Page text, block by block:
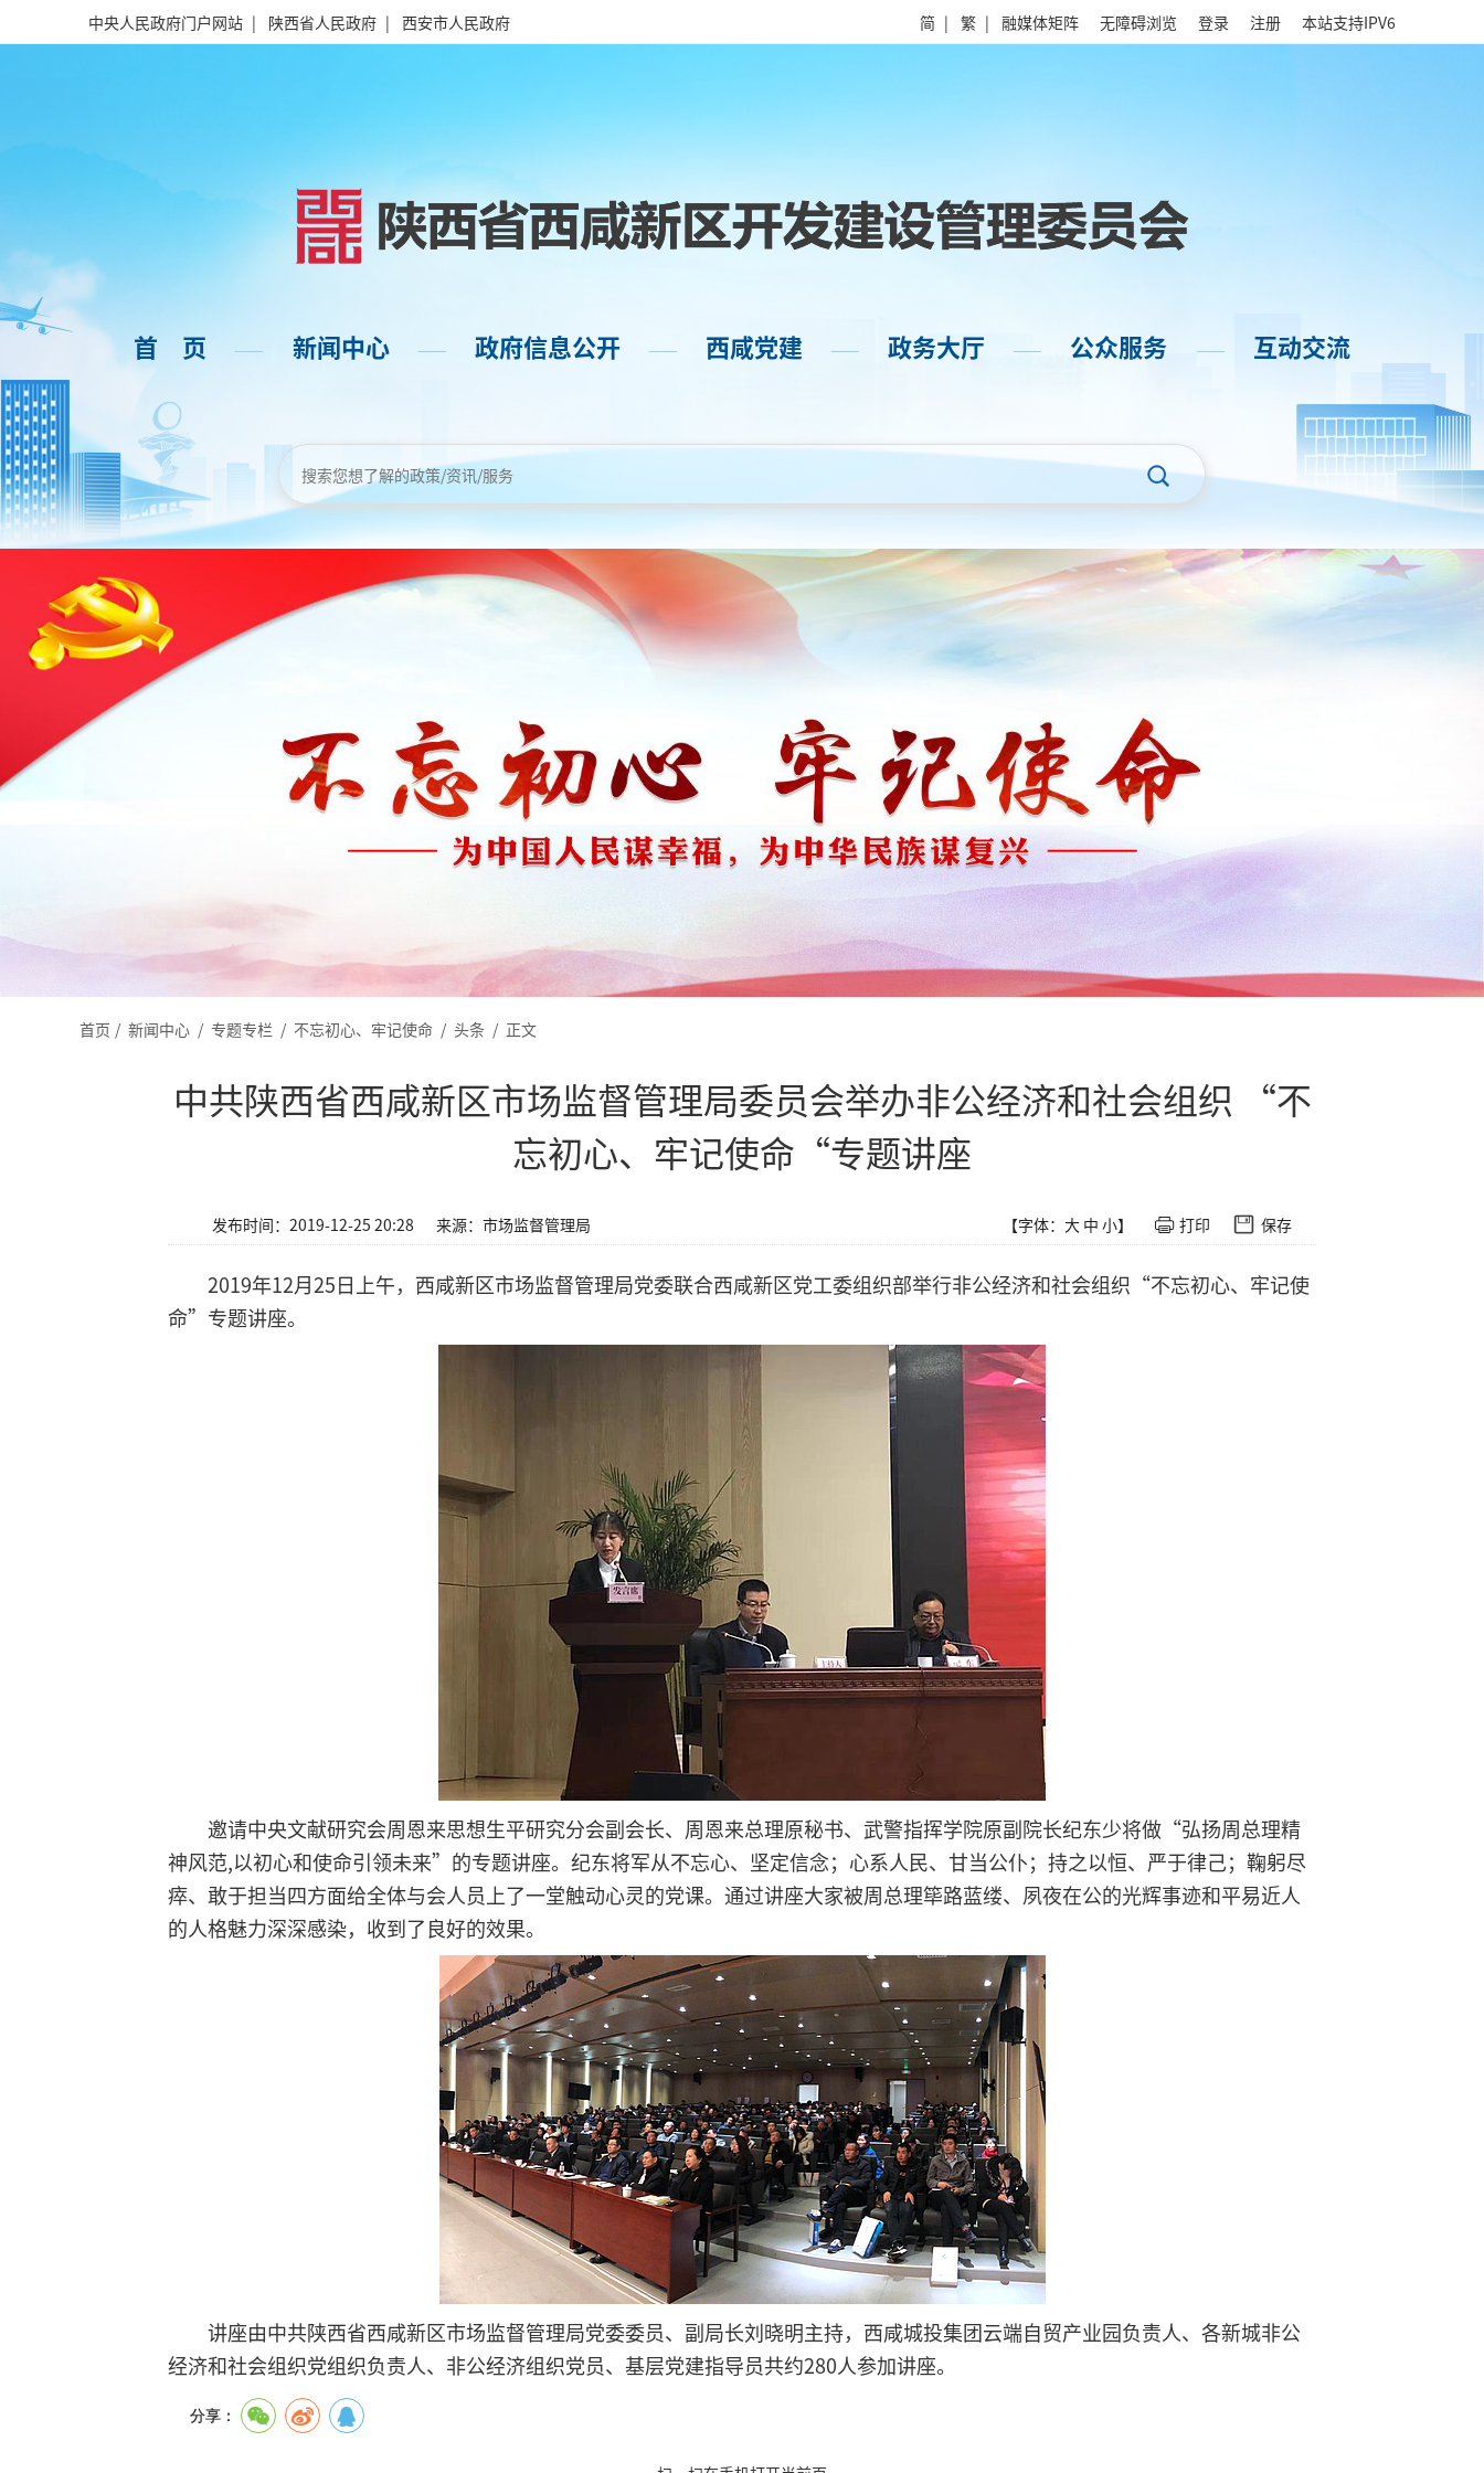
中央人民政府门户网站 | 陕西省人民政府 | 西安市人民政府 简 | 繁 | 融媒体矩阵 无障碍浏览 登录 注册 本站支持IPV6
首 页 —— 新闻中心 —— 政府信息公开 —— 西咸党建 —— 政务大厅 —— 公众服务 —— 互动交流
首页 / 新闻中心 / 专题专栏 / 不忘初心、牢记使命 / 头条 / 正文
中共陕西省西咸新区市场监督管理局委员会举办非公经济和社会组织 “不
忘初心、牢记使命“专题讲座
发布时间：2019-12-25 20:28 来源：市场监督管理局 【字体： 大 中 小】 打印 保存
2019年12月25日上午，西咸新区市场监督管理局党委联合西咸新区党工委组织部举行非公经济和社会组织“不忘初心、牢记使
命”专题讲座。
邀请中央文献研究会周恩来思想生平研究分会副会长、周恩来总理原秘书、武警指挥学院原副院长纪东少将做“弘扬周总理精
神风范,以初心和使命引领未来”的专题讲座。纪东将军从不忘心、坚定信念；心系人民、甘当公仆；持之以恒、严于律己；鞠躬尽
瘁、敢于担当四方面给全体与会人员上了一堂触动心灵的党课。通过讲座大家被周总理筚路蓝缕、夙夜在公的光辉事迹和平易近人
的人格魅力深深感染，收到了良好的效果。
讲座由中共陕西省西咸新区市场监督管理局党委委员、副局长刘晓明主持，西咸城投集团云端自贸产业园负责人、各新城非公
经济和社会组织党组织负责人、非公经济组织党员、基层党建指导员共约280人参加讲座。
分享：